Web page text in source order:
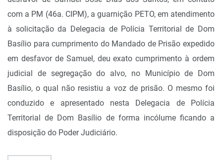
com a PM (46a. CIPM), a guarnição PETO, em atendimento
à solicitação da Delegacia de Polícia Territorial de Dom
Basílio para cumprimento do Mandado de Prisão expedido
em desfavor de Samuel, deu exato cumprimento à ordem
judicial de segregação do alvo, no Município de Dom
Basílio, o qual não resistiu a voz de prisão. O mesmo foi
conduzido e apresentado nesta Delegacia de Polícia
Territorial de Dom Basílio de forma incólume ficando a
disposição do Poder Judiciário.